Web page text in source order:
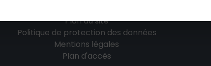
Plan du site
Politique de protection des données
Mentions légales
Plan d'accès